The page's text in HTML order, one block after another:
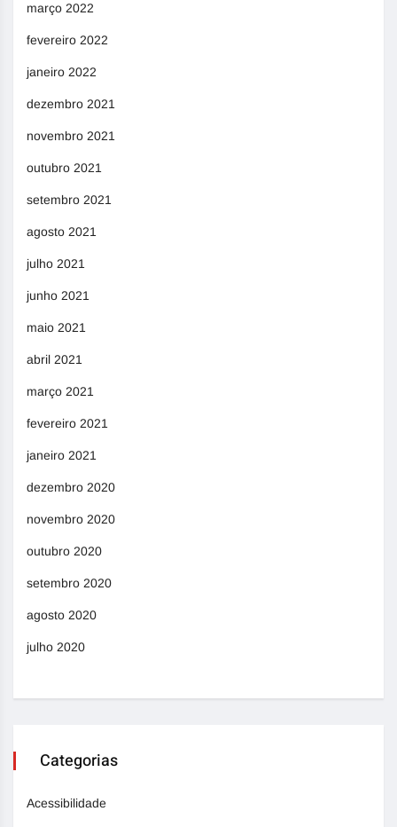
março 2022
fevereiro 2022
janeiro 2022
dezembro 2021
novembro 2021
outubro 2021
setembro 2021
agosto 2021
julho 2021
junho 2021
maio 2021
abril 2021
março 2021
fevereiro 2021
janeiro 2021
dezembro 2020
novembro 2020
outubro 2020
setembro 2020
agosto 2020
julho 2020
Categorias
Acessibilidade